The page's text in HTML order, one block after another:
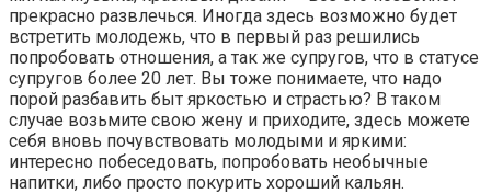
прекрасно развлечься. Иногда здесь возможно будет
встретить молодежь, что в первый раз решились
попробовать отношения, а так же супругов, что в статусе
супругов более 20 лет. Вы тоже понимаете, что надо
порой разбавить быт яркостью и страстью? В таком
случае возьмите свою жену и приходите, здесь можете
себя вновь почувствовать молодыми и яркими:
интересно побеседовать, попробовать необычные
напитки, либо просто покурить хороший кальян.